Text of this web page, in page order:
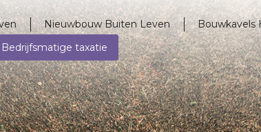
Nieuwbouw Buiten Leven Bouwkavels
Bedrijfsmatige taxatie